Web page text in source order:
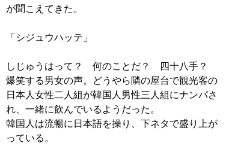
が聞こえてきた。
「シジュウハッテ」
しじゅうはって？ 何のことだ？ 四十八手？
爆笑する男女の声。どうやら隣の屋台で観光客の
日本人女性二人組が韓国人男性三人組にナンパさ
れ、一緒に飲んでいるようだった。
韓国人は流暢に日本語を操り、下ネタで盛り上が
っている。